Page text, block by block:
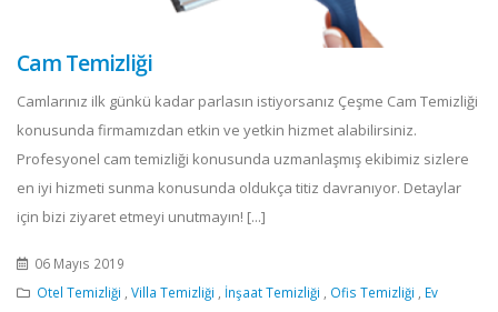
Cam Temizliği
Camlarınız ilk günkü kadar parlasın istiyorsanız Çeşme Cam Temizliği
konusunda firmamızdan etkin ve yetkin hizmet alabilirsiniz.
Profesyonel cam temizliği konusunda uzmanlaşmış ekibimiz sizlere
en iyi hizmeti sunma konusunda oldukça titiz davranıyor. Detaylar
için bizi ziyaret etmeyi unutmayın! [...]
06 Mayıs 2019
Otel Temizliği
Villa Temizliği İnşaat Temizliği Ofis Temizliği
Ev